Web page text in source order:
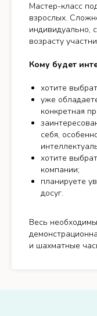
Мастер-класс
взрослых.
индивидуально,
возрасту
Кому будет
хотите
уже
конкретная
себя,
хотите
компании;
планируете
досуг.
Весь
и шахматные